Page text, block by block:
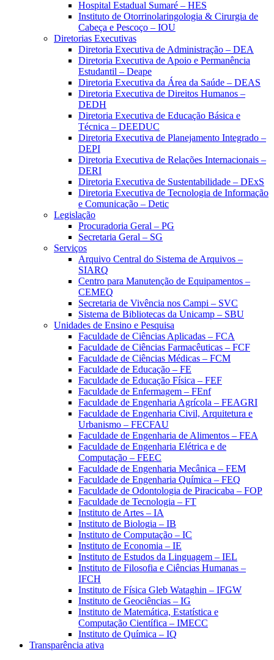
Hospital Estadual Sumaré – HES
Instituto de Otorrinolaringologia & Cirurgia de
Cabeça e Pescoço – IOU
Diretorias Executivas
Diretoria Executiva de Administração – DEA
Diretoria Executiva de Apoio e Permanência
Estudantil – Deape
Diretoria Executiva da Área da Saúde – DEAS
Diretoria Executiva de Direitos Humanos –
DEDH
Diretoria Executiva de Educação Básica e
Técnica – DEEDUC
Diretoria Executiva de Planejamento Integrado –
DEPI
Diretoria Executiva de Relações Internacionais –
DERI
Diretoria Executiva de Sustentabilidade – DExS
Diretoria Executiva de Tecnologia de Informação
e Comunicação – Detic
Legislação
Procuradoria Geral – PG
Secretaria Geral – SG
Serviços
Arquivo Central do Sistema de Arquivos –
SIARQ
Centro para Manutenção de Equipamentos –
CEMEQ
Secretaria de Vivência nos Campi – SVC
Sistema de Bibliotecas da Unicamp – SBU
Unidades de Ensino e Pesquisa
Faculdade de Ciências Aplicadas – FCA
Faculdade de Ciências Farmacêuticas – FCF
Faculdade de Ciências Médicas – FCM
Faculdade de Educação – FE
Faculdade de Educação Física – FEF
Faculdade de Enfermagem – FEnf
Faculdade de Engenharia Agrícola – FEAGRI
Faculdade de Engenharia Civil, Arquitetura e
Urbanismo – FECFAU
Faculdade de Engenharia de Alimentos – FEA
Faculdade de Engenharia Elétrica e de
Computação – FEEC
Faculdade de Engenharia Mecânica – FEM
Faculdade de Engenharia Química – FEQ
Faculdade de Odontologia de Piracicaba – FOP
Faculdade de Tecnologia – FT
Instituto de Artes – IA
Instituto de Biologia – IB
Instituto de Computação – IC
Instituto de Economia – IE
Instituto de Estudos da Linguagem – IEL
Instituto de Filosofia e Ciências Humanas –
IFCH
Instituto de Física Gleb Wataghin – IFGW
Instituto de Geociências – IG
Instituto de Matemática, Estatística e
Computação Científica – IMECC
Instituto de Química – IQ
Transparência ativa